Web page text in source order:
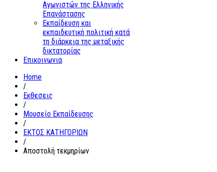
Αγωνιστών της Ελληνικής
Επανάστασης
Εκπαίδευση και
εκπαιδευτική πολιτική κατά
τη διάρκεια της μεταξικής
δικτατορίας
Επικοινωνια
Home
/
Εκθεσεις
/
Μουσείο Εκπαίδευσης
/
ΕΚΤΟΣ ΚΑΤΗΓΟΡΙΩΝ
/
Αποστολή τεκμηρίων